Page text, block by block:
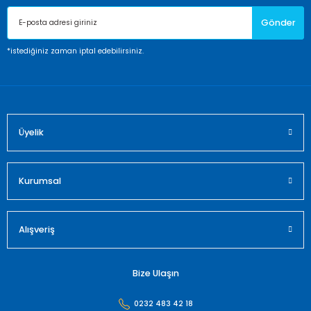
Ürün açıklamasında eksik bilgiler bulunuyor.
Ürün bilgilerinde hatalar bulunuyor.
Gönder
*istediğiniz zaman iptal edebilirsiniz.
Üyelik
Kurumsal
Alışveriş
Bize Ulaşın
0232 483 42 18